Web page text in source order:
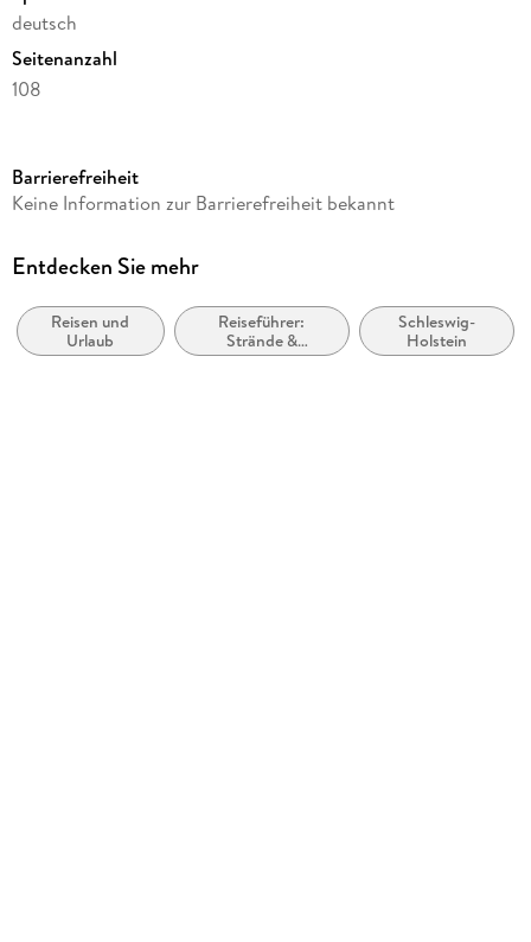
deutsch
Seitenanzahl
108
Autor/Autorin
Kamera/Fotos von
Verlag/Hersteller
Harenberg
Barrierefreiheit
Keine Information zur Barrierefreiheit bekannt
Entdecken Sie mehr
Reisen und
Urlaub
Reiseführer:
Strände &
Küstenareale
Schleswig-
Holstein